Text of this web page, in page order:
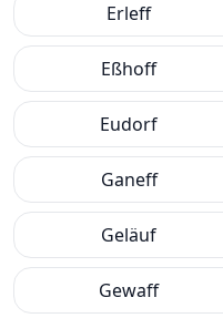
Erleff
Eßhoff
Eudorf
Ganeff
Geläuf
Gewaff